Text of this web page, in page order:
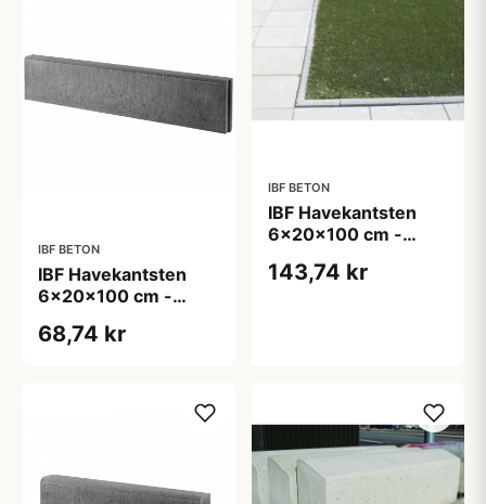
IBF BETON
IBF Havekantsten
6x20x100 cm -
68,74 kr
IBF BETON
IBF Havekantsten
6x20x100 cm -
Sort/Antracit
143,74 kr